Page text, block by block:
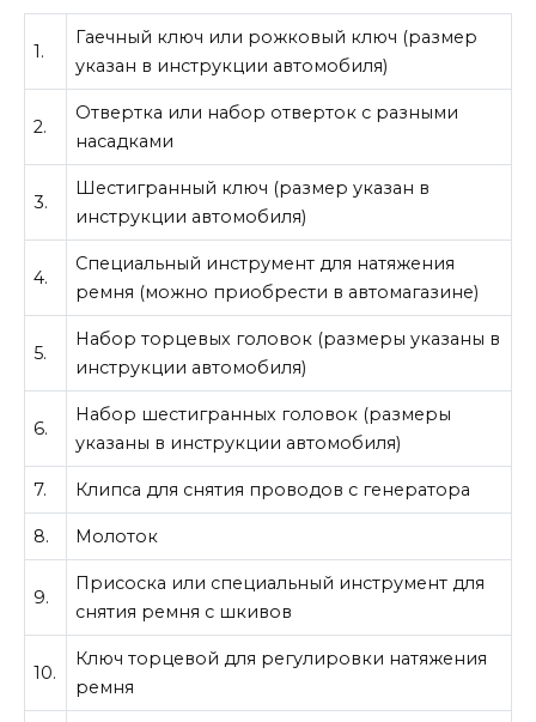
1.
Гаечный ключ или рожковый ключ (размер
указан в инструкции автомобиля)
2.
Отвертка или набор отверток с разными
насадками
3.
Шестигранный ключ (размер указан в
инструкции автомобиля)
4.
Специальный инструмент для натяжения
ремня (можно приобрести в автомагазине)
5.
Набор торцевых головок (размеры указаны в
инструкции автомобиля)
6.
Набор шестигранных головок (размеры
указаны в инструкции автомобиля)
7. Клипса для снятия проводов с генератора
8. Молоток
9.
Присоска или специальный инструмент для
снятия ремня с шкивов
10.
Ключ торцевой для регулировки натяжения
ремня